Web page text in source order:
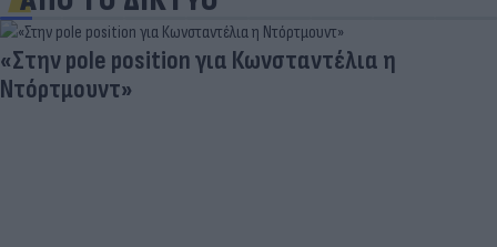
«Στην pole position για Κωνσταντέλια η
Ντόρτμουντ»